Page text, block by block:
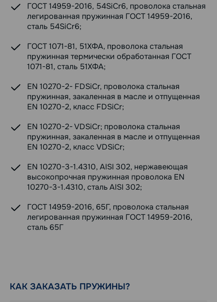
ГОСТ 14959-2016, 54SiCr6, проволока стальная
легированная пружинная ГОСТ 14959-2016,
сталь 54SiCr6;
ГОСТ 1071-81, 51ХФА, проволока стальная
пружинная термически обработанная ГОСТ
1071-81, сталь 51ХФА;
EN 10270-2- FDSiCr, проволока стальная
пружинная, закаленная в масле и отпущенная
EN 10270-2, класс FDSiCr;
EN 10270-2- VDSiCr; проволока стальная
пружинная, закаленная в масле и отпущенная
EN 10270-2, класс VDSiCr;
EN 10270-3-1.4310, AISI 302, нержавеющая
высокопрочная пружинная проволока EN
10270-3-1.4310, сталь AISI 302;
ГОСТ 14959-2016, 65Г, проволока стальная
легированная пружинная ГОСТ 14959-2016,
сталь 65Г
КАК ЗАКАЗАТЬ ПРУЖИНЫ?